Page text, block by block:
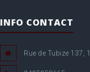
INFO CONTACT
Rue de Tubize 137,